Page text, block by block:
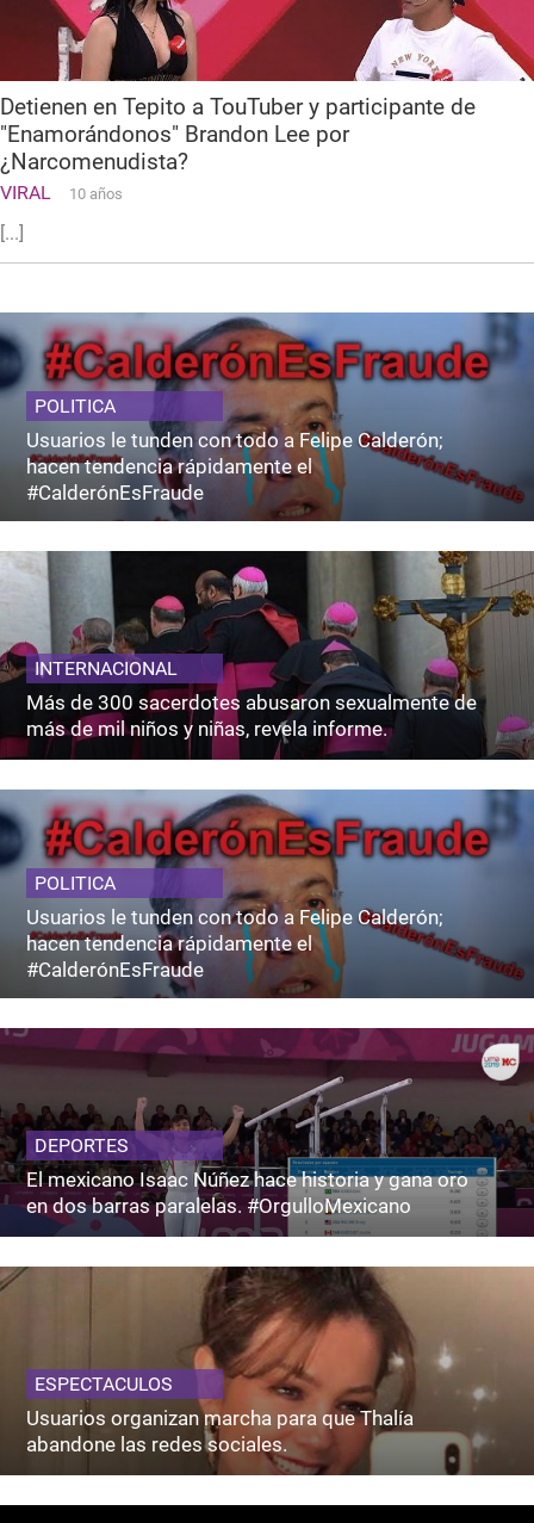
Detienen en Tepito a TouTuber y participante de
"Enamorándonos" Brandon Lee por
¿Narcomenudista?
VIRAL 10 años
[...]
POLITICA
Usuarios le tunden con todo a Felipe Calderón;
hacen tendencia rápidamente el
#CalderónEsFraude
INTERNACIONAL
Más de 300 sacerdotes abusaron sexualmente de
más de mil niños y niñas, revela informe.
POLITICA
Usuarios le tunden con todo a Felipe Calderón;
hacen tendencia rápidamente el
#CalderónEsFraude
DEPORTES
El mexicano Isaac Núñez hace historia y gana oro
en dos barras paralelas. #OrgulloMexicano
ESPECTACULOS
Usuarios organizan marcha para que Thalía
abandone las redes sociales.